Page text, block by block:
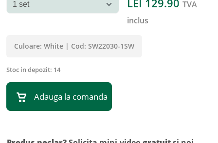
LEI 129.90 TVA
inclus
Culoare: White | Cod: SW22030-1SW
Stoc in depozit: 14
Adauga la comanda